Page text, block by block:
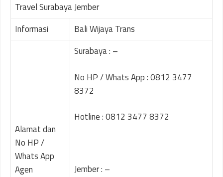
Travel Surabaya Jember
Informasi
Bali Wijaya Trans
Alamat dan
No HP /
Whats App
Agen
Surabaya : –
No HP / Whats App : 0812 3477
8372
Hotline : 0812 3477 8372
Jember : –